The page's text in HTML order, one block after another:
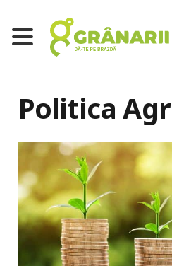
Politica